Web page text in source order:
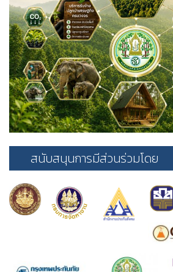
สนับสนุนการมีส่วนร่วมโดย